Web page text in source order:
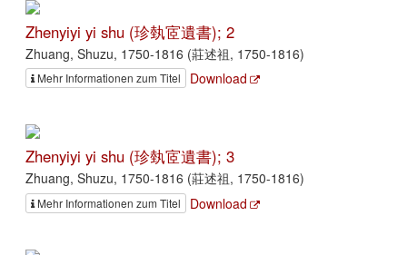
Zhenyiyi yi shu (珍埶宧遺書); 2
Zhuang, Shuzu, 1750-1816 (莊述祖, 1750-1816)
Mehr Informationen zum Titel Download
Zhenyiyi yi shu (珍埶宧遺書); 3
Zhuang, Shuzu, 1750-1816 (莊述祖, 1750-1816)
Mehr Informationen zum Titel Download